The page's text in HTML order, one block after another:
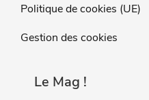
Politique de cookies (UE)
Gestion des cookies
Le Mag !